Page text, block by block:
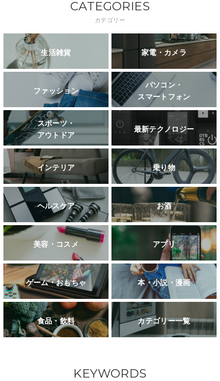
CATEGORIES
カテゴリー
生活雑貨 家電・カメラ
ファッション
パソコン・
スマートフォン
スポーツ・
アウトドア
最新テクノロジー
インテリア 乗り物
ヘルスケア お酒
美容・コスメ アプリ
ゲーム・おもちゃ 本・小説・漫画
食品・飲料 カテゴリー一覧
KEYWORDS